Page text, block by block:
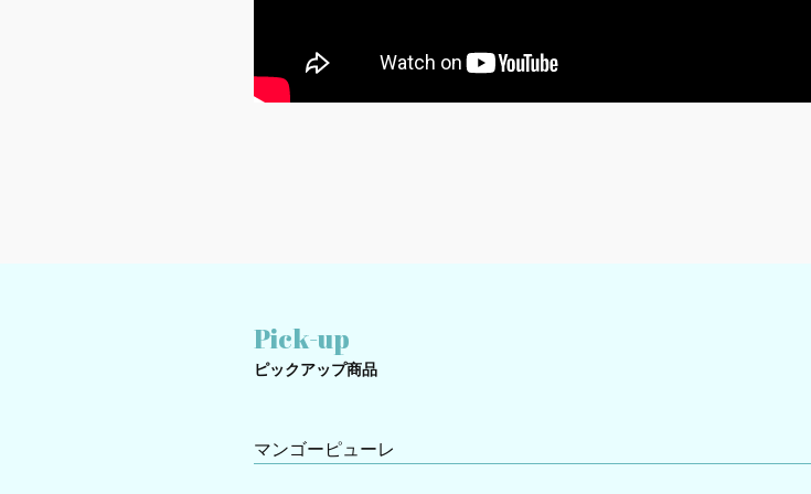
Pick-up
ピックアップ商品
マンゴーピューレ